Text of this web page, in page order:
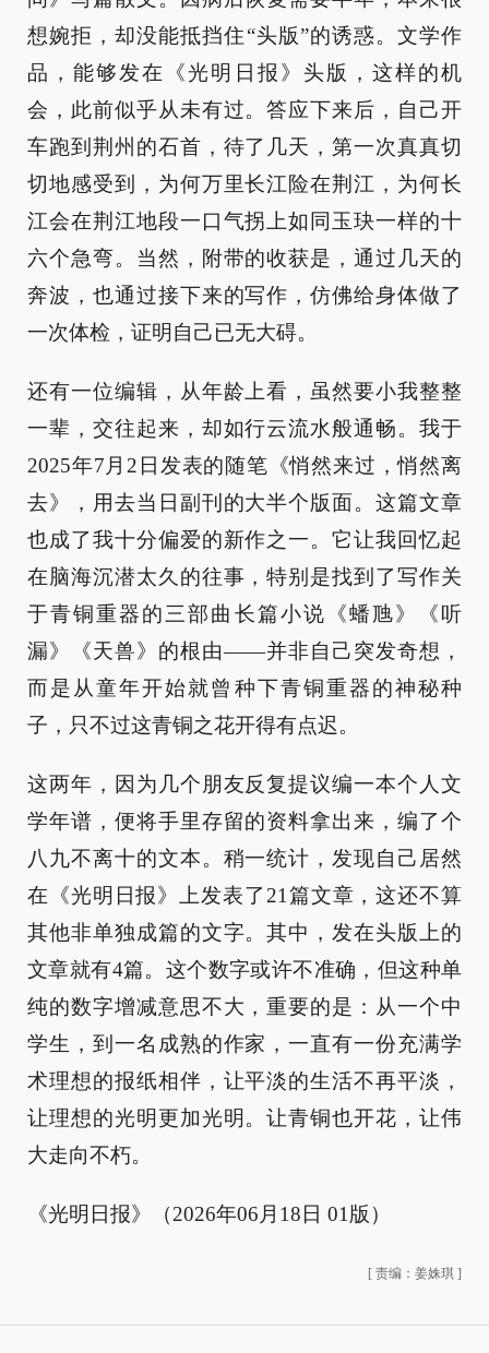
想婉拒，却没能抵挡住“头版”的诱惑。文学作
品，能够发在《光明日报》头版，这样的机
会，此前似乎从未有过。答应下来后，自己开
车跑到荆州的石首，待了几天，第一次真真切
切地感受到，为何万里长江险在荆江，为何长
江会在荆江地段一口气拐上如同玉玦一样的十
六个急弯。当然，附带的收获是，通过几天的
奔波，也通过接下来的写作，仿佛给身体做了
一次体检，证明自己已无大碍。
还有一位编辑，从年龄上看，虽然要小我整整
一辈，交往起来，却如行云流水般通畅。我于
2025年7月2日发表的随笔《悄然来过，悄然离
去》，用去当日副刊的大半个版面。这篇文章
也成了我十分偏爱的新作之一。它让我回忆起
在脑海沉潜太久的往事，特别是找到了写作关
于青铜重器的三部曲长篇小说《蟠虺》《听
漏》《天兽》的根由——并非自己突发奇想，
而是从童年开始就曾种下青铜重器的神秘种
子，只不过这青铜之花开得有点迟。
这两年，因为几个朋友反复提议编一本个人文
学年谱，便将手里存留的资料拿出来，编了个
八九不离十的文本。稍一统计，发现自己居然
在《光明日报》上发表了21篇文章，这还不算
其他非单独成篇的文字。其中，发在头版上的
文章就有4篇。这个数字或许不准确，但这种单
纯的数字增减意思不大，重要的是：从一个中
学生，到一名成熟的作家，一直有一份充满学
术理想的报纸相伴，让平淡的生活不再平淡，
让理想的光明更加光明。让青铜也开花，让伟
大走向不朽。
《光明日报》（2026年06月18日 01版）
[ 责编：姜姝琪 ]